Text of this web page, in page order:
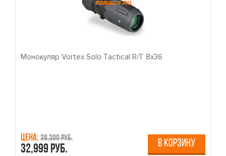
Монокуляр Vortex Solo Tactical R/T 8x36
Цена: 38,300 руб.
32,999 руб. В КОРЗИНУ